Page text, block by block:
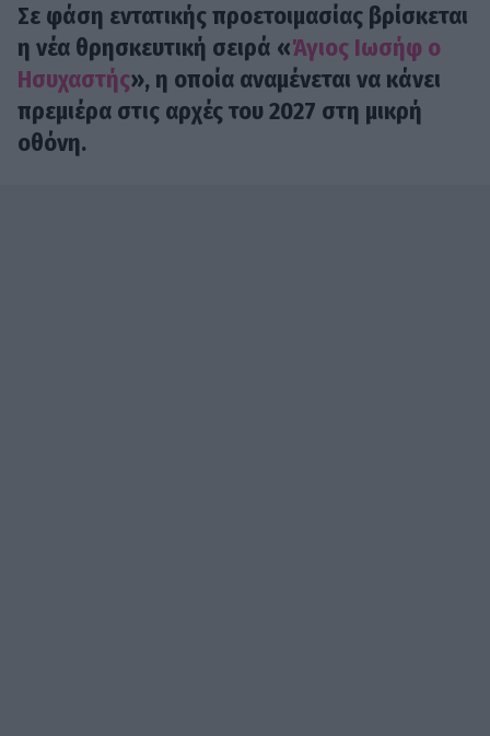
Σε φάση εντατικής προετοιμασίας βρίσκεται
η νέα θρησκευτική σειρά «Άγιος Ιωσήφ ο
Ησυχαστής», η οποία αναμένεται να κάνει
πρεμιέρα στις αρχές του 2027 στη μικρή
οθόνη.